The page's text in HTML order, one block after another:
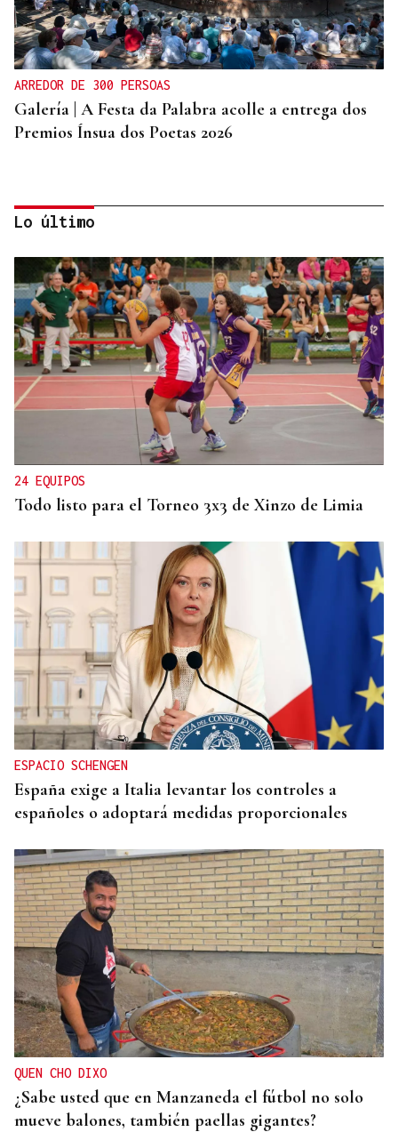
ARREDOR DE 300 PERSOAS
Galería | A Festa da Palabra acolle a entrega dos
Premios Ínsua dos Poetas 2026
CRIMEN EN A GRANXA
La jueza insta al CHUO a notificarle el alta de la
presunta matricida de O Carballiño
Lo último
24 EQUIPOS
Todo listo para el Torneo 3x3 de Xinzo de Limia
ESPACIO SCHENGEN
España exige a Italia levantar los controles a
españoles o adoptará medidas proporcionales
QUEN CHO DIXO
¿Sabe usted que en Manzaneda el fútbol no solo
mueve balones, también paellas gigantes?